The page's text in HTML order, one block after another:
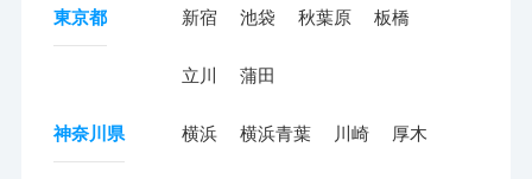
東京都 新宿 池袋 秋葉原 板橋
立川 蒲田
神奈川県 横浜 横浜青葉 川崎 厚木